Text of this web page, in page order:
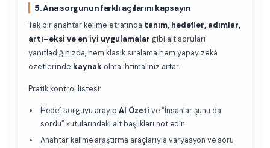
5. Ana sorgunun farklı açılarını kapsayın
Tek bir anahtar kelime etrafında tanım, hedefler, adımlar,
artı–eksi ve en iyi uygulamalar gibi alt soruları
yanıtladığınızda, hem klasik sıralama hem yapay zekâ
özetlerinde kaynakolma ihtimaliniz artar.
Pratik kontrol listesi:
Hedef sorguyu arayıp AI Özeti ve “İnsanlar şunu da
sordu” kutularındaki alt başlıkları not edin.
Anahtar kelime araştırma araçlarıyla varyasyon ve soru